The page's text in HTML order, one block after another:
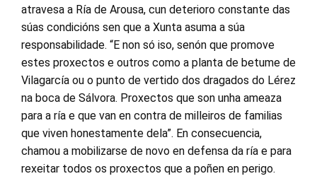
atravesa a Ría de Arousa, cun deterioro constante das
súas condicións sen que a Xunta asuma a súa
responsabilidade. “E non só iso, senón que promove
estes proxectos e outros como a planta de betume de
Vilagarcía ou o punto de vertido dos dragados do Lérez
na boca de Sálvora. Proxectos que son unha ameaza
para a ría e que van en contra de milleiros de familias
que viven honestamente dela”. En consecuencia,
chamou a mobilizarse de novo en defensa da ría e para
rexeitar todos os proxectos que a poñen en perigo.